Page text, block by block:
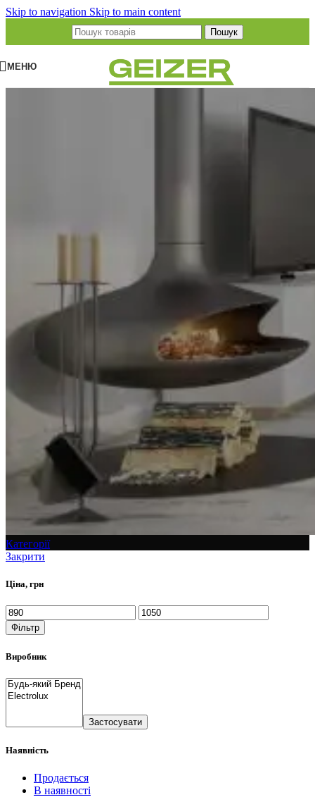
Skip to navigation Skip to main content
Пошук
МЕНЮ
Категорії
Закрити
Ціна, грн
Фільтр
Виробник
Застосувати
Наявність
Продається
В наявності